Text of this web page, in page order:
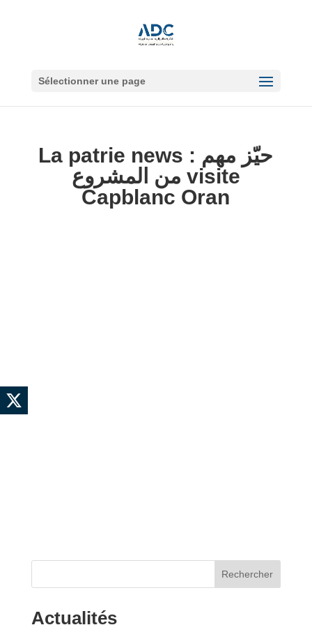
Sélectionner une page
La patrie news : حيّز مهم
من المشروع visite
Capblanc Oran
Rechercher
Actualités